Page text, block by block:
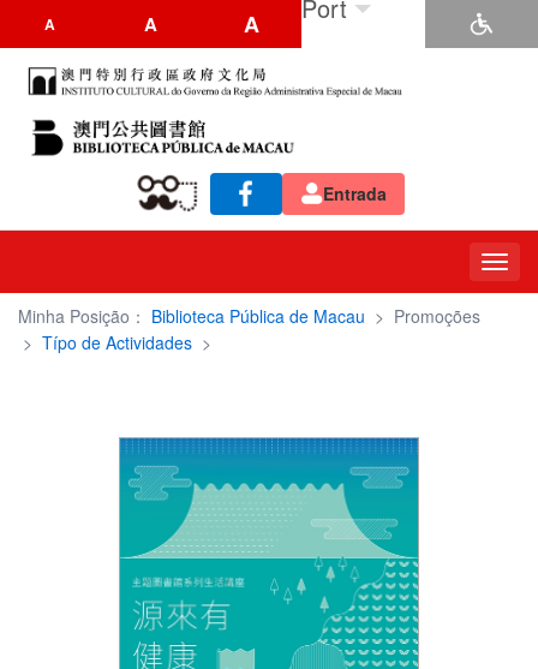
A A A Port
Entrada
Minha Posição： Biblioteca Pública de Macau > Promoções
> Típo de Actividades >